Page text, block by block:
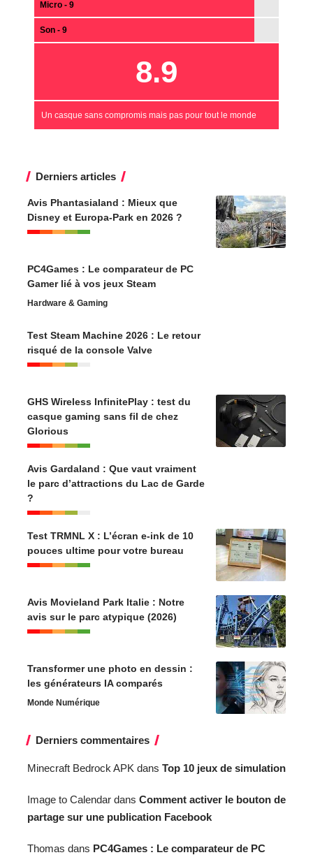
Micro - 9
Son - 9
8.9
Un casque sans compromis mais pas pour tout le monde
Derniers articles
Avis Phantasialand : Mieux que
Disney et Europa-Park en 2026 ?
PC4Games : Le comparateur de PC
Gamer lié à vos jeux Steam
Hardware & Gaming
Test Steam Machine 2026 : Le retour
risqué de la console Valve
GHS Wireless InfinitePlay : test du
casque gaming sans fil de chez
Glorious
Avis Gardaland : Que vaut vraiment
le parc d’attractions du Lac de Garde
?
Test TRMNL X : L’écran e-ink de 10
pouces ultime pour votre bureau
Avis Movieland Park Italie : Notre
avis sur le parc atypique (2026)
Transformer une photo en dessin :
les générateurs IA comparés
Monde Numérique
Derniers commentaires
Minecraft Bedrock APK dans Top 10 jeux de simulation
Image to Calendar dans Comment activer le bouton de
partage sur une publication Facebook
Thomas dans PC4Games : Le comparateur de PC